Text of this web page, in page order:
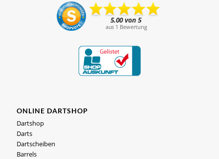
ONLINE DARTSHOP
Dartshop
Darts
Dartscheiben
Barrels